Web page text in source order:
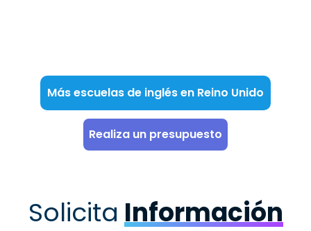
Más escuelas de inglés en Reino Unido
Realiza un presupuesto
Solicita Información